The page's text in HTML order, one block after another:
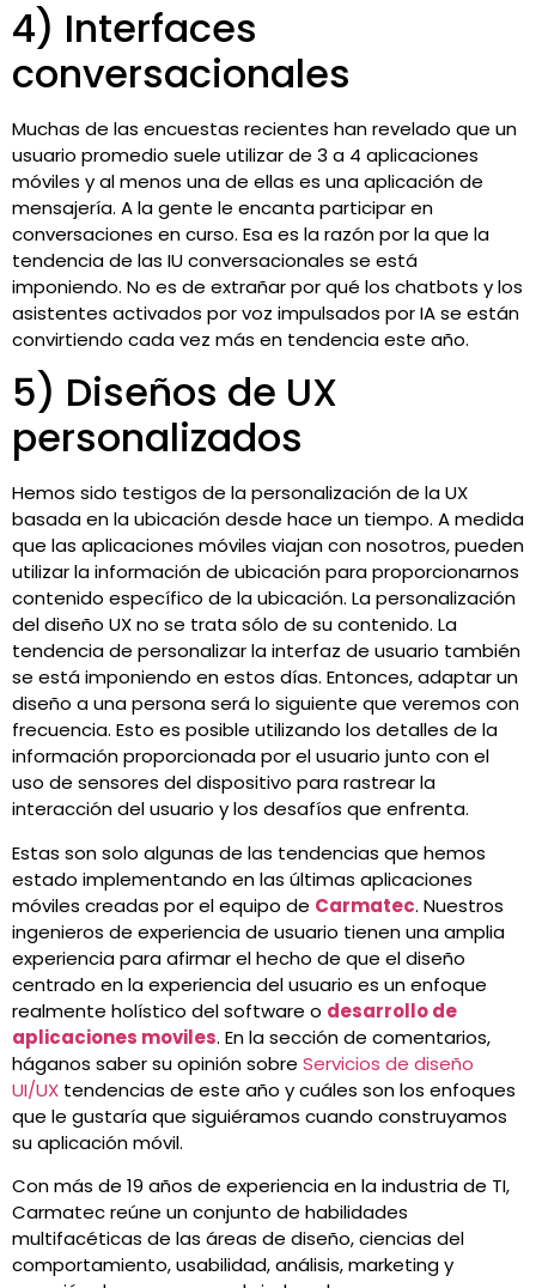
4) Interfaces
conversacionales
Muchas de las encuestas recientes han revelado que un
usuario promedio suele utilizar de 3 a 4 aplicaciones
móviles y al menos una de ellas es una aplicación de
mensajería. A la gente le encanta participar en
conversaciones en curso. Esa es la razón por la que la
tendencia de las IU conversacionales se está
imponiendo. No es de extrañar por qué los chatbots y los
asistentes activados por voz impulsados por IA se están
convirtiendo cada vez más en tendencia este año.
5) Diseños de UX
personalizados
Hemos sido testigos de la personalización de la UX
basada en la ubicación desde hace un tiempo. A medida
que las aplicaciones móviles viajan con nosotros, pueden
utilizar la información de ubicación para proporcionarnos
contenido específico de la ubicación. La personalización
del diseño UX no se trata sólo de su contenido. La
tendencia de personalizar la interfaz de usuario también
se está imponiendo en estos días. Entonces, adaptar un
diseño a una persona será lo siguiente que veremos con
frecuencia. Esto es posible utilizando los detalles de la
información proporcionada por el usuario junto con el
uso de sensores del dispositivo para rastrear la
interacción del usuario y los desafíos que enfrenta.
Estas son solo algunas de las tendencias que hemos
estado implementando en las últimas aplicaciones
móviles creadas por el equipo de Carmatec. Nuestros
ingenieros de experiencia de usuario tienen una amplia
experiencia para afirmar el hecho de que el diseño
centrado en la experiencia del usuario es un enfoque
realmente holístico del software o desarrollo de
aplicaciones moviles. En la sección de comentarios,
háganos saber su opinión sobre Servicios de diseño
UI/UX tendencias de este año y cuáles son los enfoques
que le gustaría que siguiéramos cuando construyamos
su aplicación móvil.
Con más de 19 años de experiencia en la industria de TI,
Carmatec reúne un conjunto de habilidades
multifacéticas de las áreas de diseño, ciencias del
comportamiento, usabilidad, análisis, marketing y